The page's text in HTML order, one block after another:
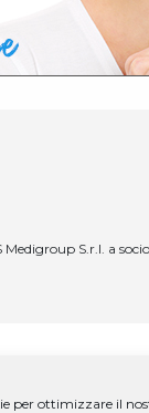
per ottimizzare il
Medigroup S.r.l. a